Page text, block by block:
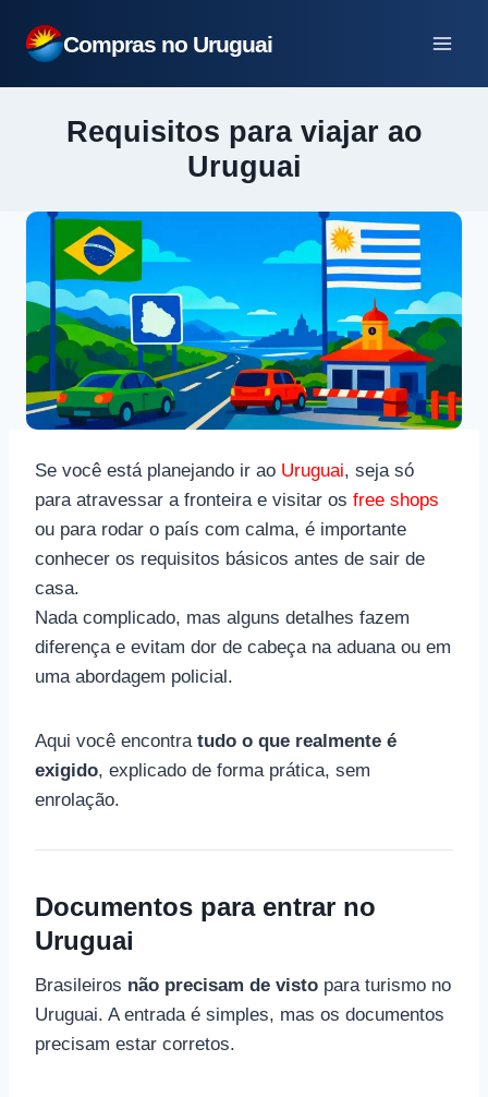
para
Compras no Uruguai
Requisitos para viajar ao
Uruguai
Se você está planejando ir ao Uruguai, seja só
para atravessar a fronteira e visitar os free shops
ou para rodar o país com calma, é importante
conhecer os requisitos básicos antes de sair de
casa.
Nada complicado, mas alguns detalhes fazem
diferença e evitam dor de cabeça na aduana ou em
uma abordagem policial.
Aqui você encontra tudo o que realmente é
exigido, explicado de forma prática, sem
enrolação.
Documentos para entrar no
Uruguai
Brasileiros não precisam de visto para turismo no
Uruguai. A entrada é simples, mas os documentos
precisam estar corretos.